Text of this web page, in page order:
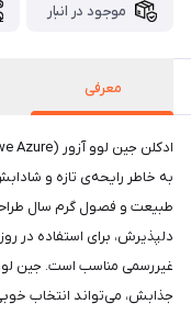
موجود در انبار
معرفی
به خاطر رایحه‌ی تازه و
طبیعت و فصول گرم سال
دلپذیرش، برای استفاده در
غیررسمی مناسب است. جین
جذابش، می‌تواند انتخاب